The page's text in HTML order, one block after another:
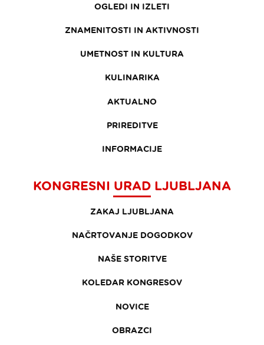
OGLEDI IN IZLETI
ZNAMENITOSTI IN AKTIVNOSTI
UMETNOST IN KULTURA
KULINARIKA
AKTUALNO
PRIREDITVE
INFORMACIJE
KONGRESNI URAD LJUBLJANA
ZAKAJ LJUBLJANA
NAČRTOVANJE DOGODKOV
NAŠE STORITVE
KOLEDAR KONGRESOV
NOVICE
OBRAZCI